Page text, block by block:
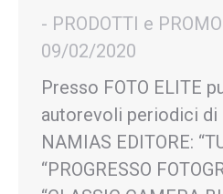
- PRODOTTI e
09/02/2020
Presso FOTO ELITE
autorevoli periodici di
NAMIAS EDITORE:
“PROGRESSO